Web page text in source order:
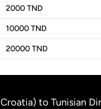
2000 TND
10000 TND
20000 TND
to Tunisian